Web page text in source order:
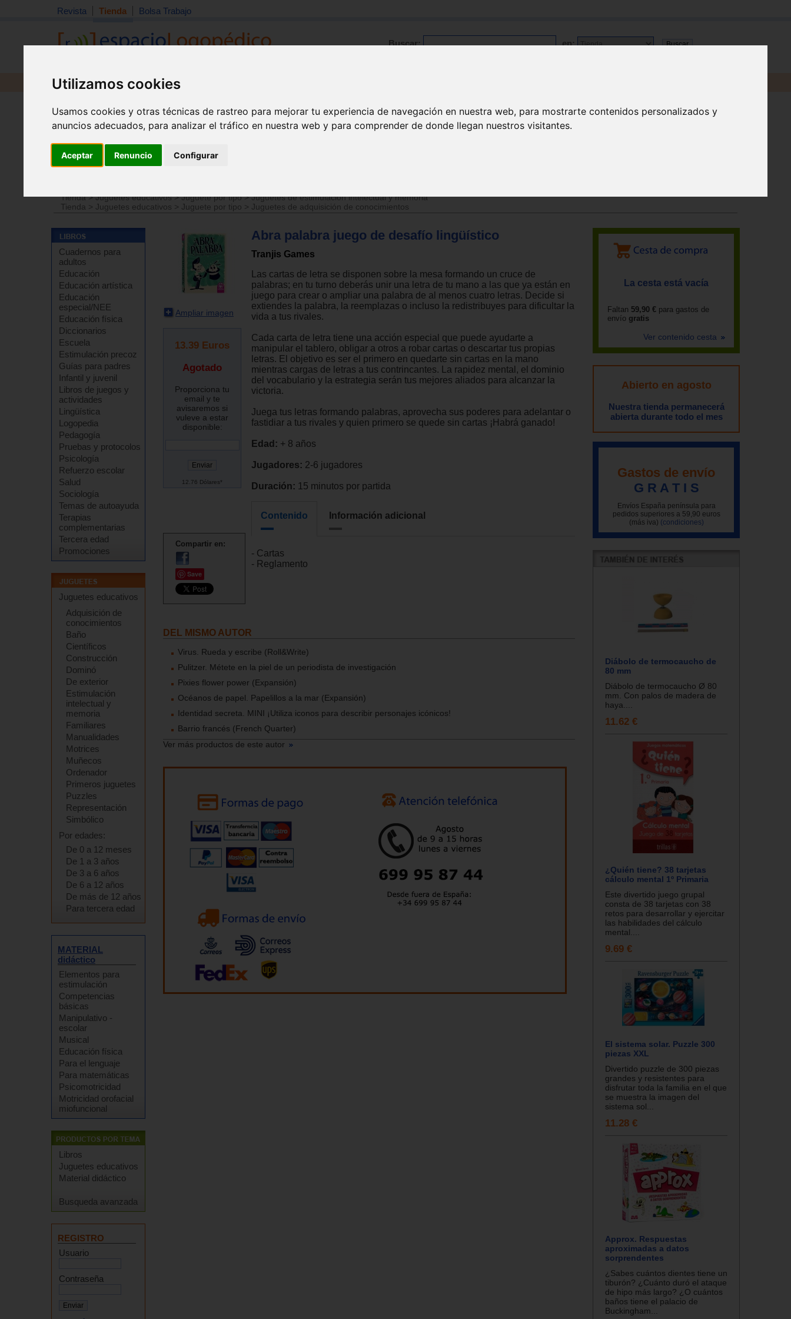
Utilizamos cookies
Usamos cookies y otras técnicas de rastreo para mejorar tu experiencia de navegación en nuestra web, para mostrarte contenidos personalizados y
anuncios adecuados, para analizar el tráfico en nuestra web y para comprender de donde llegan nuestros visitantes.
Aceptar Renuncio Configurar
Revista Tienda Bolsa Trabajo
Buscar: en:
Revista Libros Material
Tienda>Juguetes educativos>Juguete por tipo>Juguetes de estimulación intelectual y memoria
Tienda
> Juguetes educativos > Juguete por tipo > Juguetes de adquisición de conocimientos
Cuadernos para
adultos
Educación
Educación artística
Educación
especial/NEE
Educación física
Diccionarios
Escuela
Estimulación precoz
Guías para padres
Infantil y juvenil
Libros de juegos y
actividades
Lingüística
Logopedia
Pedagogía
Pruebas y protocolos
Psicología
Refuerzo escolar
Salud
Sociología
Temas de autoayuda
Terapias
complementarias
Tercera edad
Promociones
Juguetes educativos
Adquisición de
conocimientos
Baño
Científicos
Construcción
Dominó
De exterior
Estimulación
intelectual y
memoria
Familiares
Manualidades
Motrices
Muñecos
Ordenador
Primeros juguetes
Puzzles
Representación
Simbólico
Por edades:
De 0 a 12 meses
De 1 a 3 años
De 3 a 6 años
De 6 a 12 años
De más de 12 años
Para tercera edad
MATERIAL
didáctico
Elementos para
estimulación
Competencias
básicas
Manipulativo -
escolar
Musical
Educación física
Para el lenguaje
Para matemáticas
Psicomotricidad
Motricidad orofacial
miofuncional
Libros
Juguetes educativos
Material didáctico
Busqueda avanzada
REGISTRO
Usuario
Contraseña
Ampliar imagen
13.39 Euros
Agotado
Proporciona tu
email y te
avisaremos si
vuleve a estar
disponible:
12.76 Dólares*
Compartir en:
Save
Abra palabra juego de desafío lingüístico
Tranjis Games
Las cartas de letra se disponen sobre la mesa formando un cruce de
palabras; en tu turno deberás unir una letra de tu mano a las que ya están en
juego para crear o ampliar una palabra de al menos cuatro letras. Decide si
extiendes la palabra, la reemplazas o incluso la redistribuyes para dificultar la
vida a tus rivales.
Cada carta de letra tiene una acción especial que puede ayudarte a
manipular el tablero, obligar a otros a robar cartas o descartar tus propias
letras. El objetivo es ser el primero en quedarte sin cartas en la mano
mientras cargas de letras a tus contrincantes. La rapidez mental, el dominio
del vocabulario y la estrategia serán tus mejores aliados para alcanzar la
victoria.
Juega tus letras formando palabras, aprovecha sus poderes para adelantar o
fastidiar a tus rivales y quien primero se quede sin cartas ¡Habrá ganado!
Edad: + 8 años
Jugadores: 2-6 jugadores
Duración: 15 minutos por partida
Contenido Información adicional
- Cartas
- Reglamento
DEL MISMO AUTOR
Virus. Rueda y escribe (Roll&Write)
Pulitzer. Métete en la piel de un periodista de investigación
Pixies flower power (Expansión)
Océanos de papel. Papelillos a la mar (Expansión)
Identidad secreta. MINI ¡Utiliza iconos para describir personajes icónicos!
Barrio francés (French Quarter)
Ver más productos de este autor
La cesta está vacía
Faltan 59,90 € para gastos de
envío gratis
Ver contenido cesta
Abierto en agosto
Nuestra tienda permanecerá
abierta durante todo el mes
Gastos de envío
G R A T I S
Envíos España península para
pedidos superiores a 59,90 euros
(más iva) (condiciones)
Diábolo de termocaucho de
80 mm
Diábolo de termocaucho Ø 80
mm. Con palos de madera de
haya....
11.62 €
¿Quién tiene? 38 tarjetas
cálculo mental 1º Primaria
Este divertido juego grupal
consta de 38 tarjetas con 38
retos para desarrollar y ejercitar
las habilidades del cálculo
mental....
9.69 €
El sistema solar. Puzzle 300
piezas XXL
Divertido puzzle de 300 piezas
grandes y resistentes para
disfrutar toda la familia en el que
se muestra la imagen del
sistema sol...
11.28 €
Approx. Respuestas
aproximadas a datos
sorprendentes
¿Sabes cuántos dientes tiene un
tiburón? ¿Cuánto duró el ataque
de hipo más largo? ¿O cuántos
baños tiene el palacio de
Buckingham...